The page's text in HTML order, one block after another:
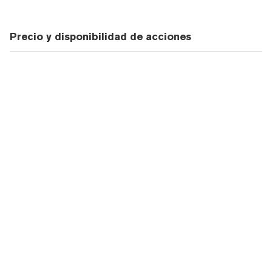
Precio y disponibilidad de acciones